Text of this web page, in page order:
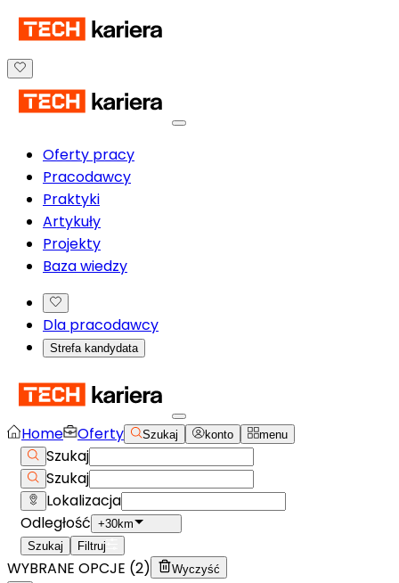
Oferty pracy
Pracodawcy
Praktyki
Artykuły
Projekty
Baza wiedzy
Dla pracodawcy
Strefa kandydata
Home Oferty Szukaj konto menu
Szukaj
Szukaj
Lokalizacja
Odległość +30km
Szukaj
Filtruj
WYBRANE OPCJE (2) Wyczyść